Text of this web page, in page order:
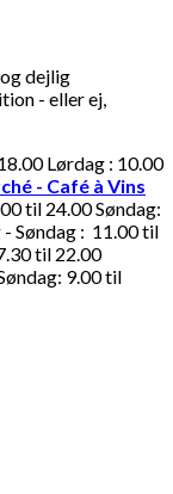
dejlig
- eller ej,
Lørdag : 10.00
- Café à Vins
til 24.00 Søndag:
- Søndag : 11.00 til
til 22.00
9.00 til